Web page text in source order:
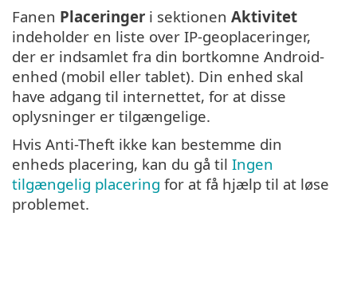
Fanen Placeringer i sektionen Aktivitet
indeholder en liste over IP-geoplaceringer,
der er indsamlet fra din bortkomne Android-
enhed (mobil eller tablet). Din enhed skal
have adgang til internettet, for at disse
oplysninger er tilgængelige.
Hvis Anti-Theft ikke kan bestemme din
enheds placering, kan du gå til Ingen
tilgængelig placering for at få hjælp til at løse
problemet.